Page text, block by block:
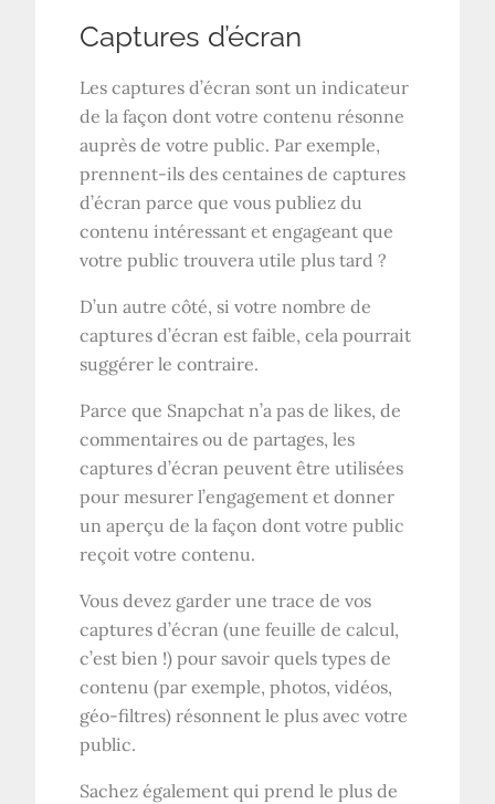
Captures d’écran
Les captures d’écran sont un indicateur
de la façon dont votre contenu résonne
auprès de votre public. Par exemple,
prennent-ils des centaines de captures
d’écran parce que vous publiez du
contenu intéressant et engageant que
votre public trouvera utile plus tard ?
D’un autre côté, si votre nombre de
captures d’écran est faible, cela pourrait
suggérer le contraire.
Parce que Snapchat n’a pas de likes, de
commentaires ou de partages, les
captures d’écran peuvent être utilisées
pour mesurer l’engagement et donner
un aperçu de la façon dont votre public
reçoit votre contenu.
Vous devez garder une trace de vos
captures d’écran (une feuille de calcul,
c’est bien !) pour savoir quels types de
contenu (par exemple, photos, vidéos,
géo-filtres) résonnent le plus avec votre
public.
Sachez également qui prend le plus de